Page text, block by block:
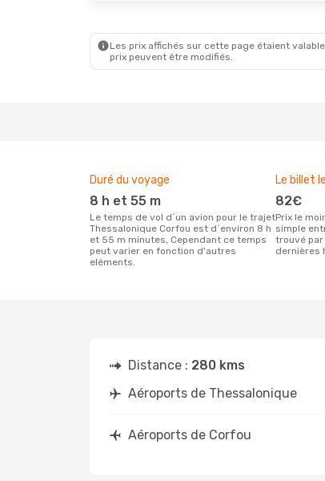
Les prix affichés sur cette page étaient
prix peuvent être modifiés.
Duré du voyage
8 h et 55 m
Le temps de vol d´un avion pour le trajet
Thessalonique Corfou est d´environ 8 h
et 55 m minutes, Cependant ce temps
peut varier en fonction d'autres
eléments.
Le billet
82€
Prix le moins cher pour un vol aller
simple
trouvé par
dernières
Distance : 280 kms
Aéroports de Thessalonique
Aéroports de Corfou